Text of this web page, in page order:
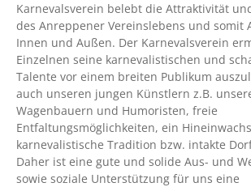
Karnevalsverein belebt die Attraktivität
des Anreppener Vereinslebens und somit
Innen und Außen. Der Karnevalsverein
Einzelnen seine karnevalistischen und
Talente vor einem breiten Publikum
auch unseren jungen Künstlern z.B.
Wagenbauern und Humoristen, freie
Entfaltungsmöglichkeiten, ein
karnevalistische Tradition bzw. intakte
Daher ist eine gute und solide Aus- und
sowie soziale Unterstützung für uns eine